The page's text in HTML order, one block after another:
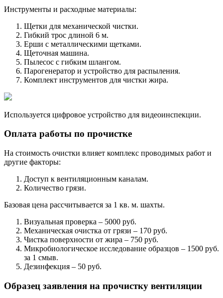
Инструменты и расходные материалы:
Щетки для механической чистки.
Гибкий трос длиной 6 м.
Ерши с металлическими щетками.
Щеточная машина.
Пылесос с гибким шлангом.
Парогенератор и устройство для распыления.
Комплект инструментов для чистки жира.
Используется цифровое устройство для видеоинспекции.
Оплата работы по прочистке
На стоимость очистки влияет комплекс проводимых работ и
другие факторы:
Доступ к вентиляционным каналам.
Количество грязи.
Базовая цена рассчитывается за 1 кв. м. шахты.
Визуальная проверка – 5000 руб.
Механическая очистка от грязи – 170 руб.
Чистка поверхности от жира – 750 руб.
Микробиологическое исследование образцов – 1500 руб.
за 1 смыв.
Дезинфекция – 50 руб.
Образец заявления на прочистку вентиляции